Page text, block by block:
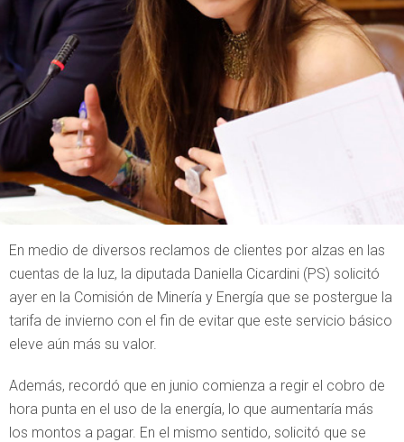
En medio de diversos reclamos de clientes por alzas en las
cuentas de la luz, la diputada Daniella Cicardini (PS) solicitó
ayer en la Comisión de Minería y Energía que se postergue la
tarifa de invierno con el fin de evitar que este servicio básico
eleve aún más su valor.
Además, recordó que en junio comienza a regir el cobro de
hora punta en el uso de la energía, lo que aumentaría más
los montos a pagar. En el mismo sentido, solicitó que se